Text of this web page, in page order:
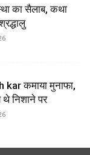
का सैलाब, कथा
कमाया मुनाफा,
निशाने पर